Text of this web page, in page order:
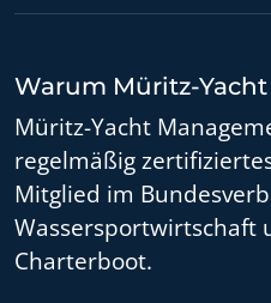
Warum Müritz-
Müritz-Yacht
regelmäßig
Mitglied im
Wassersportwirtschaft
Charterboot.